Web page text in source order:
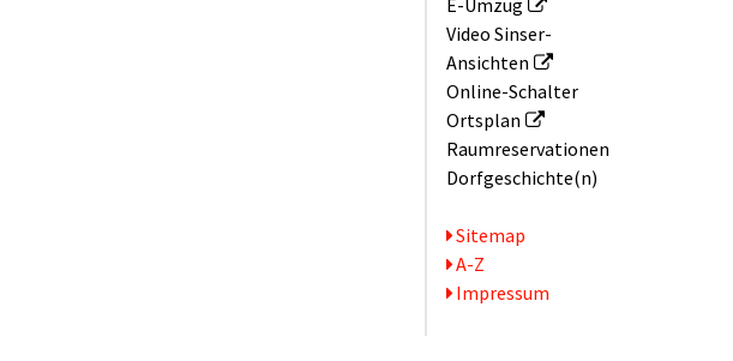
Video Sinser-
Ansichten
Online-Schalter
Ortsplan
Raum­reservationen
Dorfgeschichte(n)
Serviceseiten
Sitemap
A-Z
Impressum